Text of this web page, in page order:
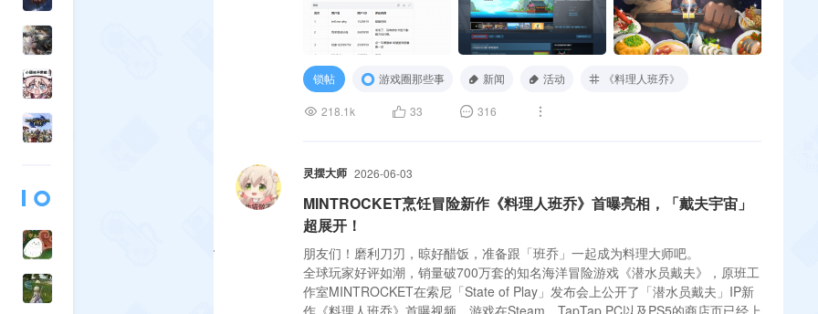
锁帖 游戏圈那些事 新闻 活动 《料理人班乔》
218.1k 33 316
灵摆大师 2026-06-03
MINTROCKET烹饪冒险新作《料理人班乔》首曝亮相，「戴夫宇宙」
超展开！
朋友们！磨利刀刃，晾好醋饭，准备跟「班乔」一起成为料理大师吧。
全球玩家好评如潮，销量破700万套的知名海洋冒险游戏《潜水员戴夫》，原班工
作室MINTROCKET在索尼「State of Play」发布会上公开了「潜水员戴夫」IP新
作《料理人班乔》首曝视频，游戏在Steam、TapTap PC以及PS5的商店页已经上